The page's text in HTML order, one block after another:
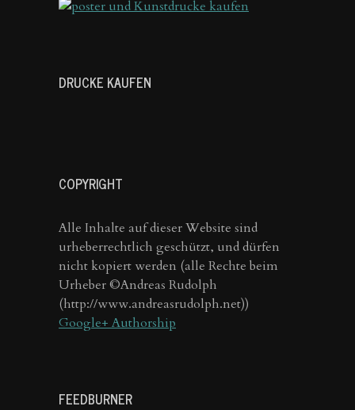
DRUCKE KAUFEN
COPYRIGHT
Alle Inhalte auf dieser Website sind
urheberrechtlich geschützt, und dürfen
nicht kopiert werden (alle Rechte beim
Urheber ©Andreas Rudolph
(http://www.andreasrudolph.net))
Google+ Authorship
FEEDBURNER